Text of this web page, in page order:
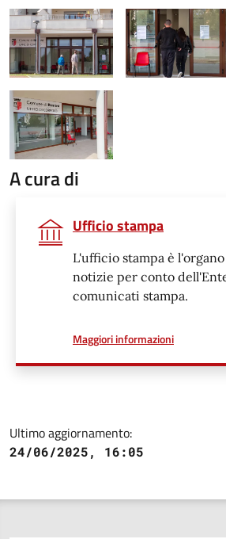
A cura di
Ufficio stampa
L'ufficio stampa è
notizie per conto
comunicati stampa.
Maggiori informazionia proposito
Ultimo aggiornamento:
24/06/2025, 16:05